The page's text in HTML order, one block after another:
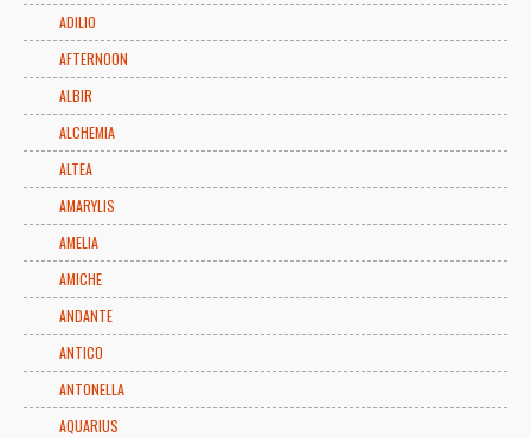
ADILIO
AFTERNOON
ALBIR
ALCHEMIA
ALTEA
AMARYLIS
AMELIA
AMICHE
ANDANTE
ANTICO
ANTONELLA
AQUARIUS